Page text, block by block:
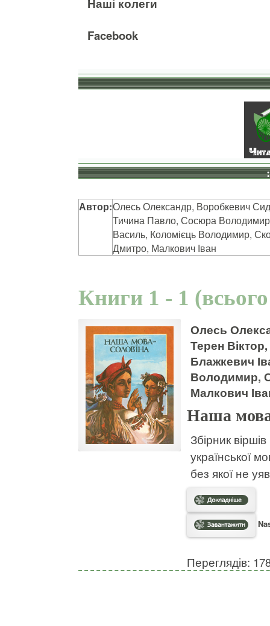
Facebook
Автор:Олесь Олександр, Воробкевич
Тичина Павло, Сосюра
Василь, Коломієць Володимир,
Дмитро, Малкович Іван
Книги 1 - 1
Олесь
Терен
Блажкевич
Володимир,
Малкович
Наша
Збірник
української
без якої не
Переглядів: